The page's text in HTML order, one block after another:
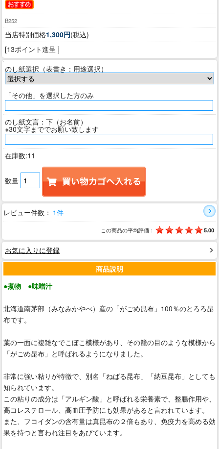
B252
当店特別価格1,300円(税込)
[13ポイント進呈 ]
のし紙選択（表書き：用途選択）
「その他」を選択した方のみ
のし紙文言：下（お名前）
※30文字まででお願い致します
在庫数:11
数量
レビュー件数： 1件
この商品の平均評価： 5.00
お気に入りに登録
商品説明
●煮物 ●味噌汁
北海道南茅部（みなみかやべ）産の「がごめ昆布」100％のとろろ昆
布です。
葉の一面に複雑なでこぼこ模様があり、その籠の目のような模様から
「がごめ昆布」と呼ばれるようになりました。
非常に強い粘りが特徴で、別名「ねばる昆布」「納豆昆布」としても
知られています。
この粘りの成分は「アルギン酸」と呼ばれる栄養素で、整腸作用や、
高コレステロール、高血圧予防にも効果があると言われています。
また、フコイダンの含有量は真昆布の２倍もあり、免疫力を高める効
果を持つと言われ注目をあびています。